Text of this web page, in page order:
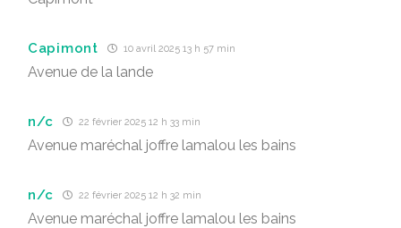
Capimont 10 avril 2025 13 h 57 min
Avenue de la lande
n/c 22 février 2025 12 h 33 min
Avenue maréchal joffre lamalou les bains
n/c 22 février 2025 12 h 32 min
Avenue maréchal joffre lamalou les bains